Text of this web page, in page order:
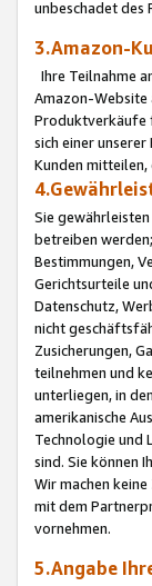
unbeschadet des
3.Amazon-
Ihre Teilnahme
Amazon-Website
Produktverkäufe
sich einer
Kunden
Sie
betreiben
Bestimmungen,
Gerichtsurteile
Datenschutz,
nicht
Zusicherungen,
teilnehmen und
unterliegen, in
amerikanische
Technologie und
sind. Sie können
Wir machen
mit dem
vornehmen.
5.Angabe